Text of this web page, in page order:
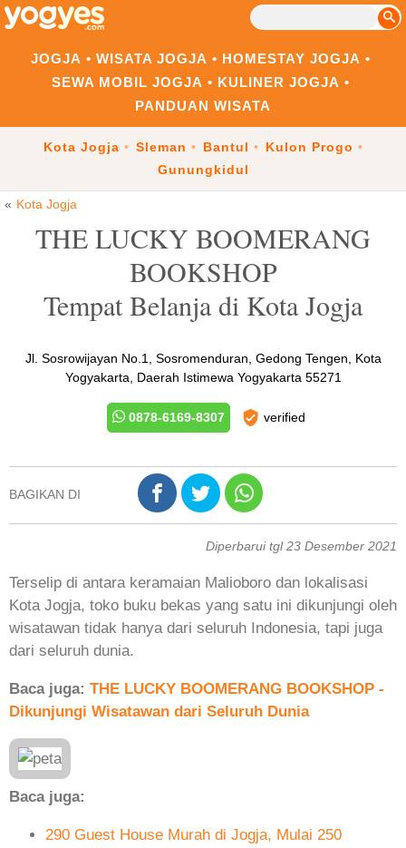
JOGJA WISATA JOGJA
HOMESTAY JOGJA
SEWA MOBIL JOGJA
KULINER JOGJA
PANDUAN WISATA
Kota Jogja Sleman Bantul
Kulon Progo
Gunungkidul
Kota Jogja
THE LUCKY BOOMERANG
BOOKSHOP
Tempat Belanja di Kota Jogja
Jl. Sosrowijayan No.1, Sosromenduran, Gedong Tengen, Kota
Yogyakarta, Daerah Istimewa Yogyakarta 55271
0878-6169-8307 verified
BAGIKAN DI
Diperbarui tgl 23 Desember 2021
Terselip di antara keramaian Malioboro dan lokalisasi
Kota Jogja, toko buku bekas yang satu ini dikunjungi oleh
wisatawan tidak hanya dari seluruh Indonesia, tapi juga
dari seluruh dunia.
Baca juga: THE LUCKY BOOMERANG BOOKSHOP -
Dikunjungi Wisatawan dari Seluruh Dunia
Baca juga:
290 Guest House Murah di Jogja, Mulai 250